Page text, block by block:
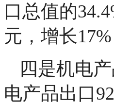
口总值的
元，增长
四是机电
电产品出口